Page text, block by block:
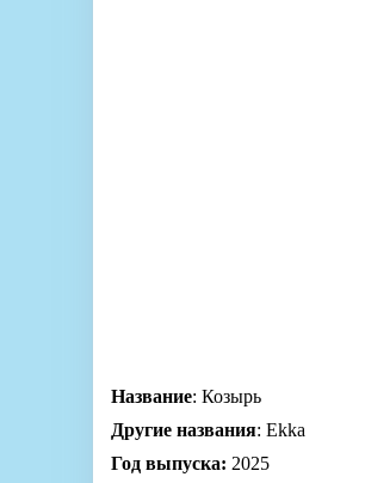
Название: Козырь
Другие названия: Ekka
Год выпуска: 2025